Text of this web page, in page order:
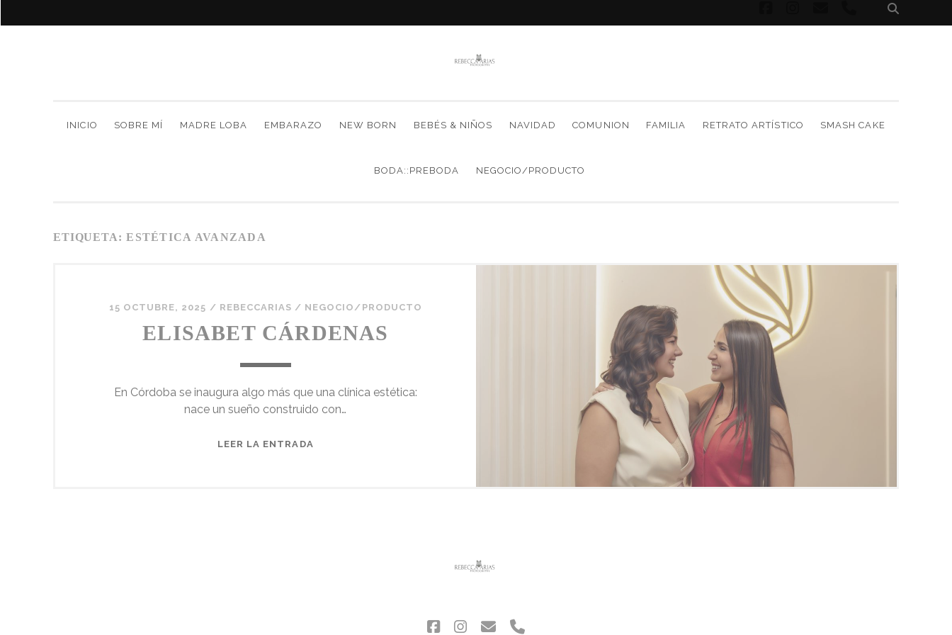
phone
INICIO SOBRE MÍ MADRE LOBA EMBARAZO NEW BORN BEBÉS & NIÑOS NAVIDAD COMUNION FAMILIA RETRATO ARTÍSTICO SMASH CAKE
BODA::PREBODA NEGOCIO/PRODUCTO
ETIQUETA:ESTÉTICA AVANZADA
15 OCTUBRE, 2025 / REBECCARIAS / NEGOCIO/PRODUCTO
ELISABET CÁRDENAS
En Córdoba se inaugura algo más que una clínica estética:
nace un sueño construido con…
LEER LA ENTRADA
facebook
instagram
correophone